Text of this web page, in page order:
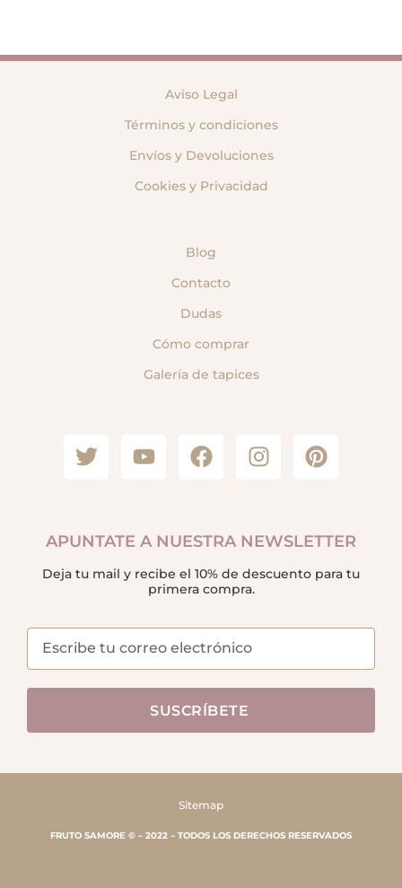
Aviso Legal
Términos y condiciones
Envíos y Devoluciones
Cookies y Privacidad
Blog
Contacto
Dudas
Cómo comprar
Galería de tapices
APUNTATE A NUESTRA NEWSLETTER
Deja tu mail y recibe el 10% de descuento para tu
primera compra.
SUSCRÍBETE
Sitemap
FRUTO SAMORE © – 2022 – TODOS LOS DERECHOS RESERVADOS